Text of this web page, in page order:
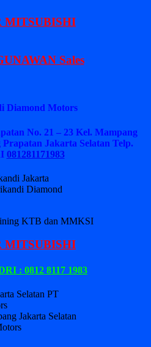
MITSUBISHI
Sales
Diamond Motors
No. 21 – 23 Kel. Mampang
Jakarta Selatan Telp.
081281171983
Diamond
MITSUBISHI
: 0812 8117 1983
Jakarta Selatan